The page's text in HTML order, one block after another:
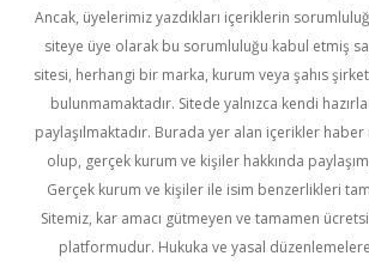
Ancak, üyelerimiz yazdıkları içeriklerin
siteye üye olarak bu sorumluluğu kabul etmiş
sitesi, herhangi bir marka, kurum veya şahıs
bulunmamaktadır. Sitede yalnızca kendi
paylaşılmaktadır. Burada yer alan içerikler haber
olup, gerçek kurum ve kişiler hakkında
Gerçek kurum ve kişiler ile isim benzerlikleri
Sitemiz, kar amacı gütmeyen ve tamamen
platformudur. Hukuka ve yasal